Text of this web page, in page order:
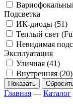
Подсветка
ИК-диоды (51)
Теплый свет
Невидимая
Эксплуатация
Уличная (41)
Внутренняя (20)
Показать
Главная — Каталог